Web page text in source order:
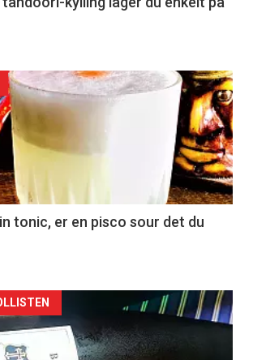
tonic, er en pisco sour det du